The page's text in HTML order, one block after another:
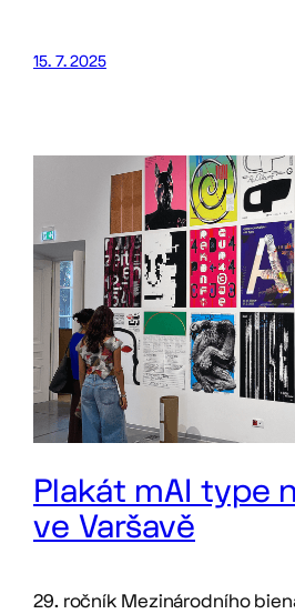
15. 7. 2025
Plakát mAI type
ve Varšavě
29. ročník Mezinárodního